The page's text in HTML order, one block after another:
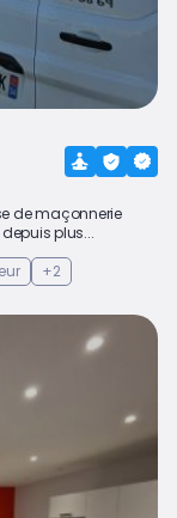
de maçonnerie
plus...
+2